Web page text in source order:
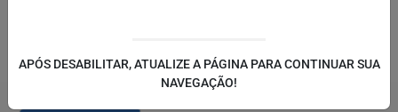
APÓS DESABILITAR, ATUALIZE A PÁGINA PARA CONTINUAR SUA
NAVEGAÇÃO!